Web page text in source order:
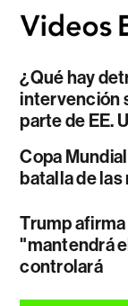
¿Qué hay
intervención
parte de EE.
Copa
batalla de las
Trump afirma
"mantendrá
controlará